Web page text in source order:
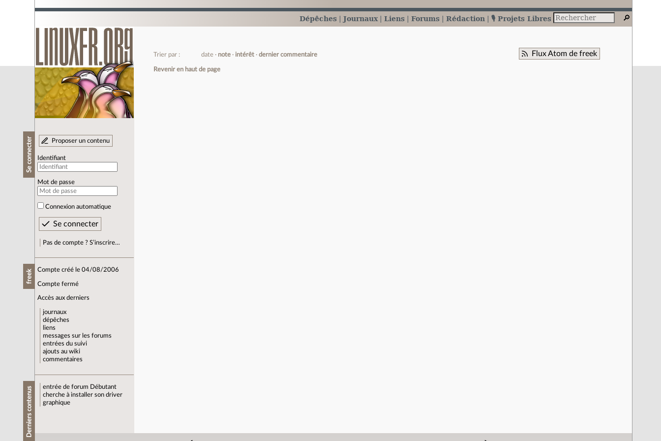
Dépêches Journaux Liens Forums Rédaction 🎙️ Projets Libres
Se connecter Proposer un contenu
Identifiant
Mot de passe
Connexion automatique
Pas de compte ? S’inscrire…
freek Compte créé le 04/08/2006
Compte fermé
Accès aux derniers
journaux
dépêches
liens
messages sur les forums
entrées du suivi
ajouts au wiki
commentaires
Derniers contenus entrée de forum Débutant
cherche à installer son driver
graphique
Flux Atom de freek
Trier par : date note intérêt dernier commentaire
Revenir en haut de page